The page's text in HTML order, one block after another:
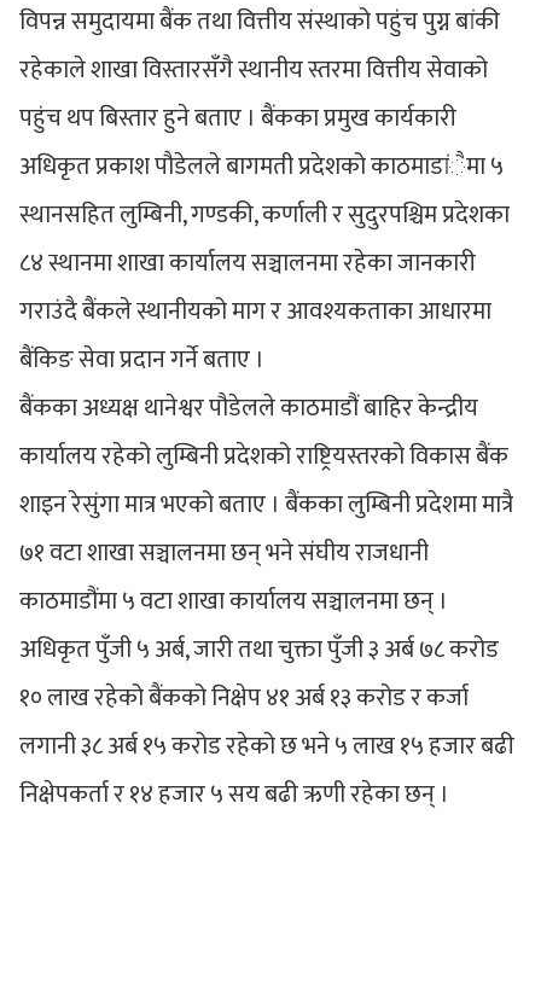
विपन्न समुदायमा बैंक तथा वित्तीय संस्थाको पहुंच पुग्न बांकी
रहेकाले शाखा विस्तारसँगै स्थानीय स्तरमा वित्तीय सेवाको
पहुंच थप बिस्तार हुने बताए । बैंकका प्रमुख कार्यकारी
अधिकृत प्रकाश पौडेलले बागमती प्रदेशको काठमाडांैमा ५
स्थानसहित लुम्बिनी, गण्डकी, कर्णाली र सुदुरपश्चिम प्रदेशका
८४ स्थानमा शाखा कार्यालय सञ्चालनमा रहेका जानकारी
गराउंदै बैंकले स्थानीयको माग र आवश्यकताका आधारमा
बैंकिङ सेवा प्रदान गर्ने बताए ।
बैंकका अध्यक्ष थानेश्वर पौडेलले काठमाडौं बाहिर केन्द्रीय
कार्यालय रहेको लुम्बिनी प्रदेशको राष्ट्रियस्तरको विकास बैंक
शाइन रेसुंगा मात्र भएको बताए । बैंकका लुम्बिनी प्रदेशमा मात्रै
७१ वटा शाखा सञ्चालनमा छन् भने संघीय राजधानी
काठमाडौंमा ५ वटा शाखा कार्यालय सञ्चालनमा छन् ।
अधिकृत पुँजी ५ अर्ब, जारी तथा चुक्ता पुँजी ३ अर्ब ७८ करोड
१० लाख रहेको बैंकको निक्षेप ४१ अर्ब १३ करोड र कर्जा
लगानी ३८ अर्ब १५ करोड रहेको छ भने ५ लाख १५ हजार बढी
निक्षेपकर्ता र १४ हजार ५ सय बढी ऋणी रहेका छन् ।